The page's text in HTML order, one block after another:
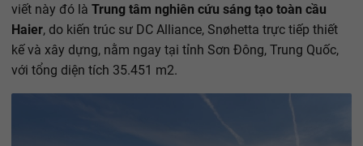
viết này đó là Trung tâm nghiên cứu sáng tạo toàn cầu
Haier, do kiến trúc sư DC Alliance, Snøhetta trực tiếp thiết
kế và xây dựng, nằm ngay tại tỉnh Sơn Đông, Trung Quốc,
với tổng diện tích 35.451 m2.